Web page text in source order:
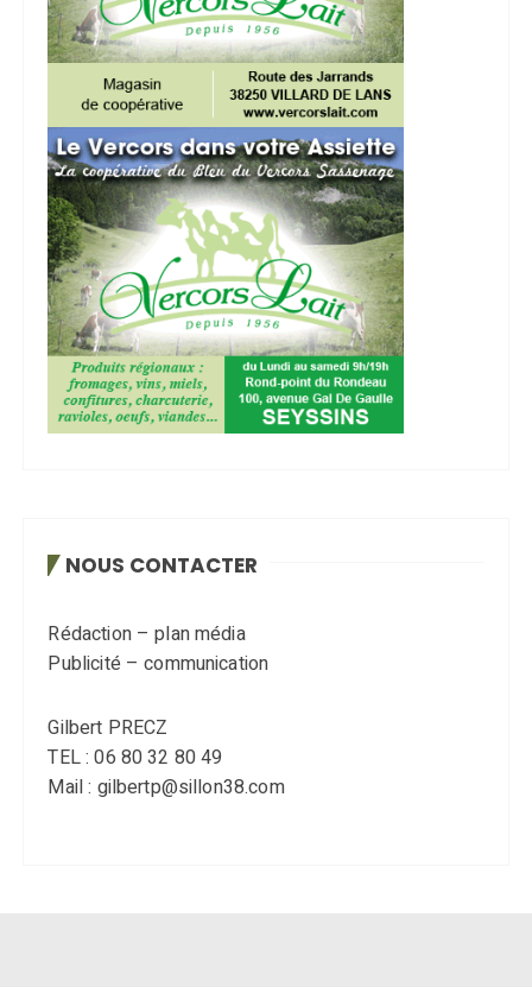
NOUS CONTACTER
Rédaction – plan média
Publicité – communication
Gilbert PRECZ
TEL : 06 80 32 80 49
Mail : gilbertp@sillon38.com